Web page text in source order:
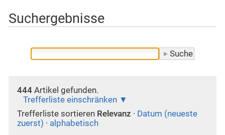
Suchergebnisse
444Artikel gefunden.
Trefferliste einschränken
Trefferliste sortieren Relevanz · Datum (neueste
zuerst) · alphabetisch